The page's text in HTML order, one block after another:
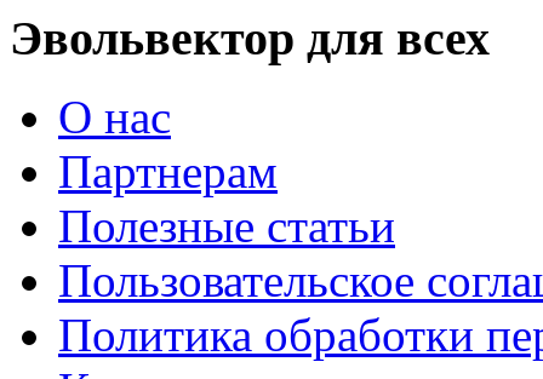
Эвольвектор для всех
О нас
Партнерам
Полезные статьи
Пользовательское
Политика обработки